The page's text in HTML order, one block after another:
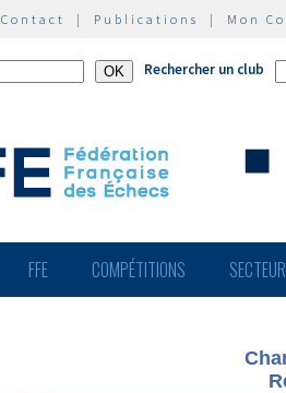
Contact | Publications | Mon
Rechercher un club
FFE COMPÉTITIONS